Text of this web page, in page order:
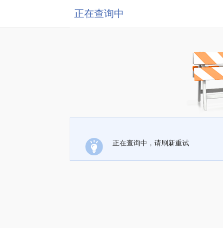
正在查询中
正在查询中，请刷新重试